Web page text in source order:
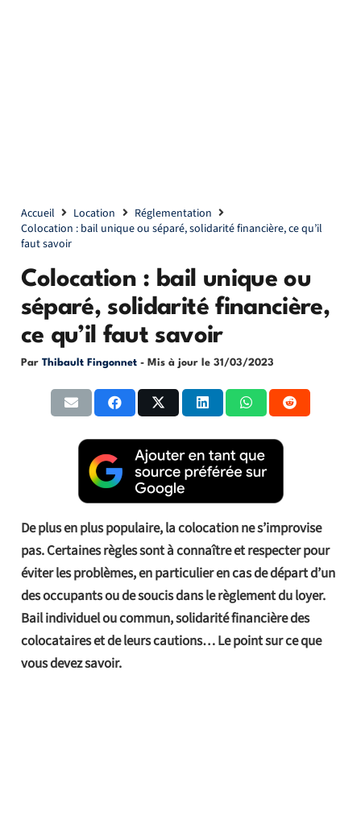
Accueil Location
Réglementation
Colocation : bail unique ou séparé, solidarité financière, ce qu’il
faut savoir
Colocation : bail unique ou
séparé, solidarité financière,
ce qu’il faut savoir
Par Thibault Fingonnet - Mis à jour le 31/03/2023
De plus en plus populaire, la colocation ne s’improvise
pas. Certaines règles sont à connaître et respecter pour
éviter les problèmes, en particulier en cas de départ d’un
des occupants ou de soucis dans le règlement du loyer.
Bail individuel ou commun, solidarité financière des
colocataires et de leurs cautions… Le point sur ce que
vous devez savoir.